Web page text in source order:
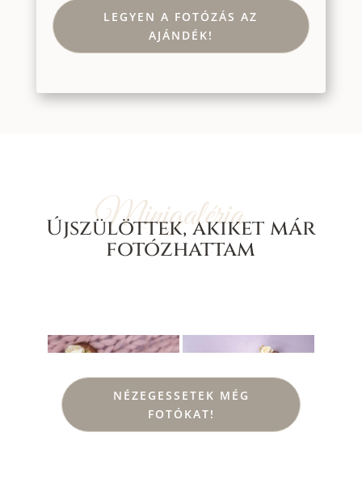
LEGYEN A FOTÓZÁS AZ
AJÁNDÉK!
Minigaléria
Újszülöttek, akiket már
fotózhattam
NÉZEGESSETEK MÉG
FOTÓKAT!